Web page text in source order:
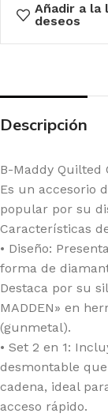
Añadir a la
deseos
Descripción
B-Maddy Quilted
Es un accesorio
popular por su
Características
• Diseño:
forma de
Destaca por su
MADDEN» en
(gunmetal).
• Set 2 en 1:
desmontable
cadena, ideal
acceso rápido.